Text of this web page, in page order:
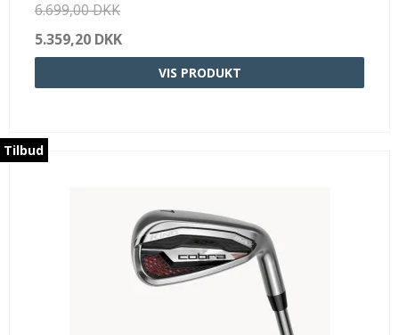
6.699,00 DKK
5.359,20 DKK
VIS PRODUKT
Tilbud